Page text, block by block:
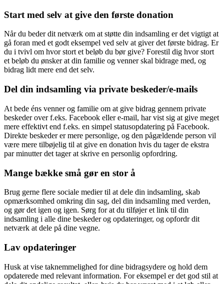
Start med selv at give den første donation
Når du beder dit netværk om at støtte din indsamling er det vigtigt at
gå foran med et godt eksempel ved selv at giver det første bidrag. Er
du i tvivl om hvor stort et beløb du bør give? Forestil dig hvor stort
et beløb du ønsker at din familie og venner skal bidrage med, og
bidrag lidt mere end det selv.
Del din indsamling via private beskeder/e-mails
At bede éns venner og familie om at give bidrag gennem private
beskeder over f.eks. Facebook eller e-mail, har vist sig at give meget
mere effektivt end f.eks. en simpel statusopdatering på Facebook.
Direkte beskeder er mere personlige, og den pågældende person vil
være mere tilbøjelig til at give en donation hvis du tager de ekstra
par minutter det tager at skrive en personlig opfordring.
Mange bække små gør en stor å
Brug gerne flere sociale medier til at dele din indsamling, skab
opmærksomhed omkring din sag, del din indsamling med verden,
og gør det igen og igen. Sørg for at du tilføjer et link til din
indsamling i alle dine beskeder og opdateringer, og opfordr dit
netværk at dele på dine vegne.
Lav opdateringer
Husk at vise taknemmelighed for dine bidragsydere og hold dem
opdaterede med relevant information. For eksempel er det god stil at